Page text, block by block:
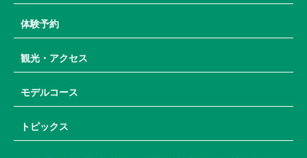
体験予約
観光・アクセス
モデルコース
トピックス